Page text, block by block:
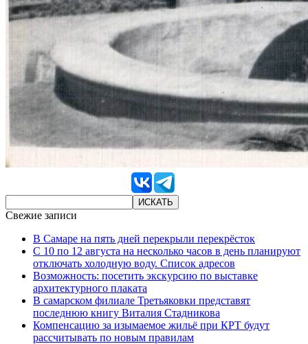
Свежие записи
В Самаре на пять дней перекрыли перекрёсток
С 10 по 12 августа на несколько часов в день планируют
отключать холодную воду. Список адресов
Возможность: посетить экскурсию по выставке
архитектурного плаката
В самарском филиале Третьяковки представят
последнюю книгу Виталия Стадникова
Компенсацию за изымаемое жильё при КРТ будут
рассчитывать по новым правилам